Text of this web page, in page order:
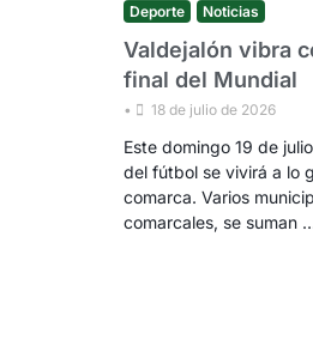
Deporte Noticias
Valdejalón vibra
final del Mundial
• 18 de julio de 2026
Este domingo 19 de
del fútbol se vivirá a lo
comarca. Varios
comarcales, se suman